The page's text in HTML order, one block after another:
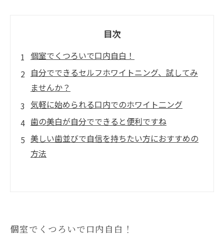
目次
個室でくつろいで口内自白！
自分でできるセルフホワイトニング、試してみ
ませんか？
気軽に始められる口内でのホワイト二ング
歯の美白が自分でできると便利ですね
美しい歯並びで自信を持ちたい方におすすめの
方法
個室でくつろいで口内自白！